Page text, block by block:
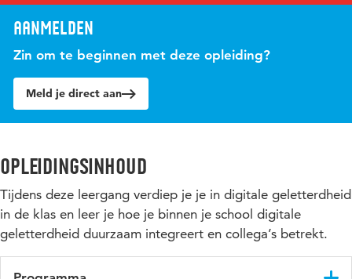
Aanmelden
Zin om te beginnen met deze opleiding?
Meld je direct aan
Opleidingsinhoud
Tijdens deze leergang verdiep je je in digitale geletterdheid
in de klas en leer je hoe je binnen je school digitale
geletterdheid duurzaam integreert en collega’s betrekt.